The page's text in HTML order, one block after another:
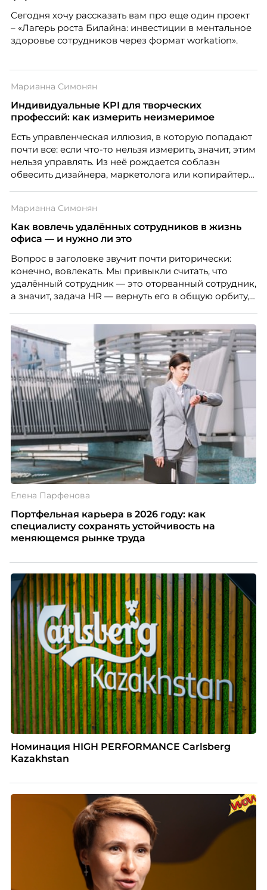
Сегодня хочу рассказать вам про еще один проект
– «Лагерь роста Билайна: инвестиции в ментальное
здоровье сотрудников через формат workation».
Марианна Симонян
Индивидуальные KPI для творческих
профессий: как измерить неизмеримое
Есть управленческая иллюзия, в которую попадают
почти все: если что-то нельзя измерить, значит, этим
нельзя управлять. Из неё рождается соблазн
обвесить дизайнера, маркетолога или копирайтера
Проблема в том, что так мы измеряем не ценность,
а движение. А творческая работа — это тот редкий
случай, где движение и результат могут не
Марианна Симонян
Как вовлечь удалённых сотрудников в жизнь
офиса — и нужно ли это
Вопрос в заголовке звучит почти риторически:
конечно, вовлекать. Мы привыкли считать, что
удалённый сотрудник — это оторванный сотрудник,
а значит, задача HR — вернуть его в общую орбиту,
вовлечения, стоит остановиться на неудобном
факте: данные говорят ровно обратное тому, что
подсказывает интуиция. Автор свежего выпуска
Марианна Симонян — HR Tech лидер, эксперт по
People Analytics, приглашённый лектор НИУ ВШЭ и
МИФИ, автор книги «Дао женской карьеры».
Елена Парфенова
Портфельная карьера в 2026 году: как
специалисту сохранять устойчивость на
меняющемся рынке труда
Номинация HIGH PERFORMANCE Carlsberg
Kazakhstan